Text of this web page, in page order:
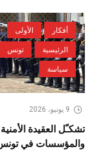
أفكار
الأولى
الرئيسية
تونس
سياسة
9 يونيو، 2026
تشكـّل العقيدة
والمؤسسات في